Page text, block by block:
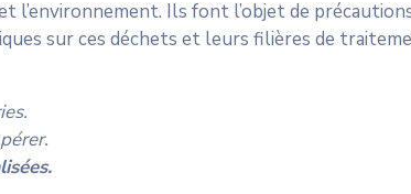
l’environnement. Ils font l’objet de
sur ces déchets et leurs filières de